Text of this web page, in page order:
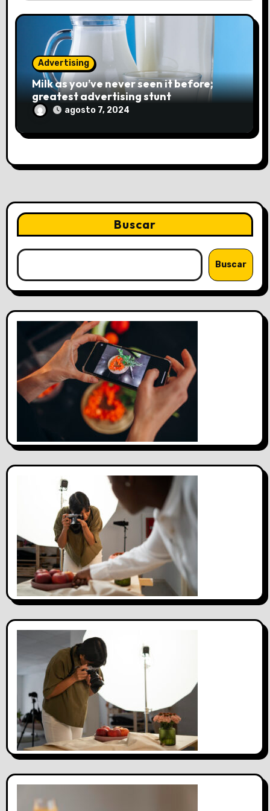
Advertising
Milk as you’ve never seen it before;
greatest advertising stunt
agosto 7, 2024
Buscar
Buscar